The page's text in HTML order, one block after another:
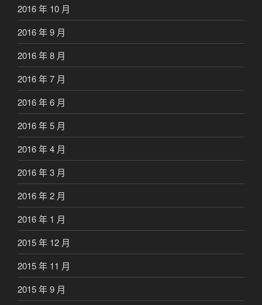
2016 年 10 月
2016 年 9 月
2016 年 8 月
2016 年 7 月
2016 年 6 月
2016 年 5 月
2016 年 4 月
2016 年 3 月
2016 年 2 月
2016 年 1 月
2015 年 12 月
2015 年 11 月
2015 年 9 月